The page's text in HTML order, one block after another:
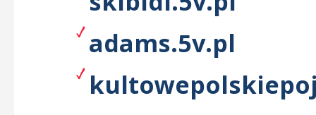
adams.5v.pl